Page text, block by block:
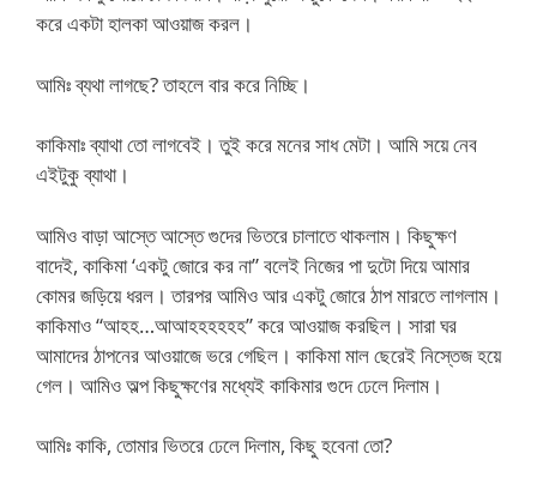
করে একটা হালকা আওয়াজ করল।
আমিঃ ব্যথা লাগছে? তাহলে বার করে নিচ্ছি।
কাকিমাঃ ব্যাথা তো লাগবেই। তুই করে মনের সাধ মেটা। আমি সয়ে নেব
এইটুকু ব্যাথা।
আমিও বাড়া আস্তে আস্তে গুদের ভিতরে চালাতে থাকলাম। কিছুক্ষণ
বাদেই, কাকিমা ‘একটু জোরে কর না” বলেই নিজের পা দুটো দিয়ে আমার
কোমর জড়িয়ে ধরল। তারপর আমিও আর একটু জোরে ঠাপ মারতে লাগলাম।
কাকিমাও “আহহ…আআহহহহহহ” করে আওয়াজ করছিল। সারা ঘর
আমাদের ঠাপনের আওয়াজে ভরে গেছিল। কাকিমা মাল ছেরেই নিস্তেজ হয়ে
গেল। আমিও অল্প কিছুক্ষণের মধ্যেই কাকিমার গুদে ঢেলে দিলাম।
আমিঃ কাকি, তোমার ভিতরে ঢেলে দিলাম, কিছু হবেনা তো?